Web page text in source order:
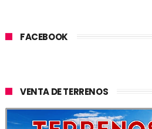
FACEBOOK
VENTA DE TERRENOS